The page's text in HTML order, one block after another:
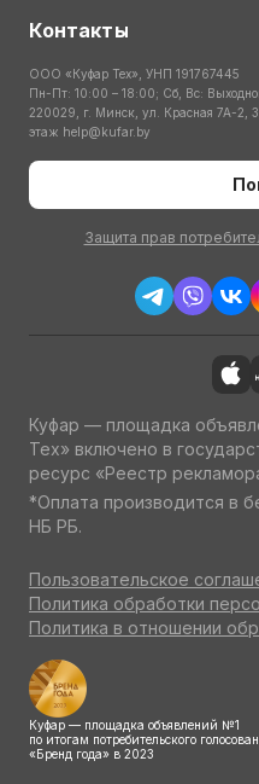
Контакты
ООО «Куфар Тех», УНП 191767445
Пн-Пт: 10:00 – 18:00; Сб, Вс:
220029, г. Минск, ул. Красная 7А-2,
этаж help@kufar.by
Защита прав
Куфар — площадка
Тех» включено в
ресурс «Реестр
*Оплата производится в
НБ РБ.
Пользовательское
Политика обработки
Политика в отношении
Куфар — площадка объявлений №1
по итогам потребительского
«Бренд года» в 2023